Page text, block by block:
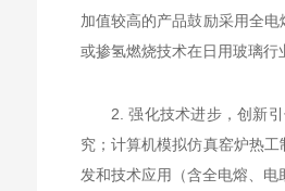
加值较高的产品鼓励采用全
或掺氢燃烧技术在日用玻璃行
2. 强化技术进步，创新
究；计算机模拟仿真窑炉热
发和技术应用（含全电熔、